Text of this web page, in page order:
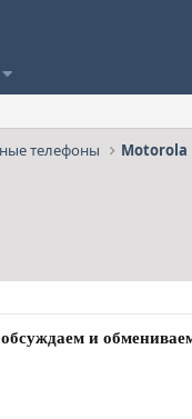
телефоны Motorola
и